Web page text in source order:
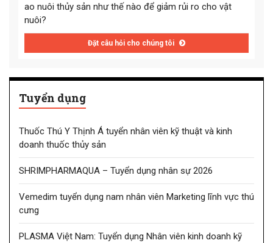
ao nuôi thủy sản như thế nào để giảm rủi ro cho vật
nuôi?
Đặt câu hỏi cho chúng tôi
Tuyển dụng
Thuốc Thú Y Thịnh Á tuyển nhân viên kỹ thuật và kinh
doanh thuốc thủy sản
SHRIMPHARMAQUA – Tuyển dụng nhân sự 2026
Vemedim tuyển dụng nam nhân viên Marketing lĩnh vực thú
cưng
PLASMA Việt Nam: Tuyển dụng Nhân viên kinh doanh kỹ